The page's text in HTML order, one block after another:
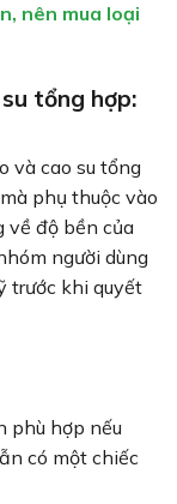
nên mua loại
tổng hợp:
và cao su tổng
phụ thuộc vào
về độ bền của
người dùng
trước khi quyết
phù hợp nếu
có một chiếc